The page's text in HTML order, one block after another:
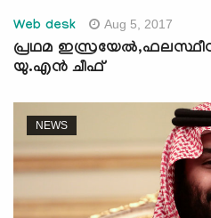
Web desk Aug 5, 2017
പ്രഥമ
യു.എന്‍ ചീഫ്
NEWS